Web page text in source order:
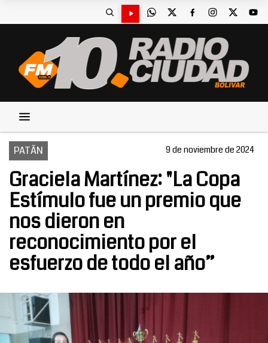
PATÃN 9 de noviembre de 2024
Graciela Martínez: "La Copa
Estímulo fue un premio que
nos dieron en
reconocimiento por el
esfuerzo de todo el año”